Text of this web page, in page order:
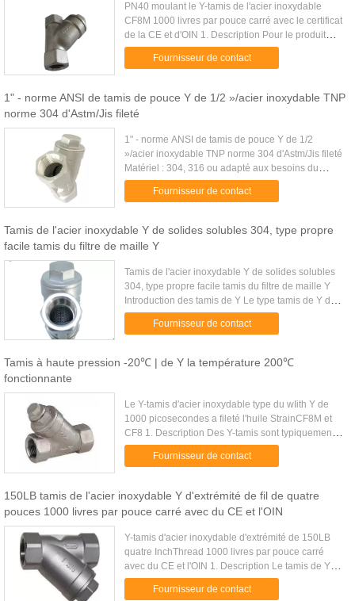
PN40 moulant le Y-tamis de l'acier inoxydable
CF8M 1000 livres par pouce carré avec le certificat
de la CE et d'OIN 1. Description Pour le produit
chimique général et les services industriels
Pression d...Fournisseur de contact
1" - norme ANSI de tamis de pouce Y de 1/2 »/acier inoxydable TNP
norme 304 d'Astm/Jis fileté
1" - norme ANSI de tamis de pouce Y de 1/2
»/acier inoxydable TNP norme 304 d'Astm/Jis fileté
Matériel : 304, 316 ou adapté aux besoins du
client. Fil : BSP, BSPT ou TNP. taille 1/4" 3/8" 1/2 »
3/4" 1" 1-1/4 » ...
Fournisseur de contact
Tamis de l'acier inoxydable Y de solides solubles 304, type propre
facile tamis du filtre de maille Y
Tamis de l'acier inoxydable Y de solides solubles
304, type propre facile tamis du filtre de maille Y
Introduction des tamis de Y Le type tamis de Y de
l'acier inoxydable 1" 316 et 304 est une option
rentable ...Fournisseur de contact
Tamis à haute pression -20℃ | de Y la température 200℃
fonctionnante
Le Y-tamis d'acier inoxydable type du wIith Y de
1000 picosecondes a fileté l'huile StrainCF8M et
CF8 1. Description Des Y-tamis sont typiquement
utilisés dans les applications où la quantité de
solides enlever ...
Fournisseur de contact
150LB tamis de l'acier inoxydable Y d'extrémité de fil de quatre
pouces 1000 livres par pouce carré avec du CE et l'OIN
Y-tamis d'acier inoxydable d'extrémité de 150LB
quatre InchThread 1000 livres par pouce carré
avec du CE et l'OIN 1. Description Le tamis de Y
sont conçus pour des lignes de vapeur, de pétrole
ou de flottaison. ...
Fournisseur de contact